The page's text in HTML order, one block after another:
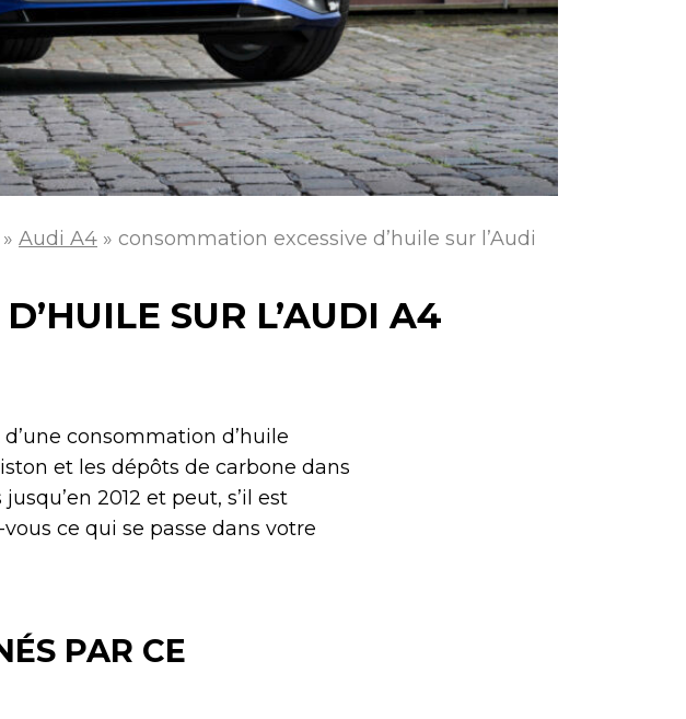
» Audi A4 » consommation excessive d’huile sur l’Audi
SUR L’AUDI A4
consommation d’huile
et les dépôts de carbone dans
2012 et peut, s’il est
ce qui se passe dans votre
PAR CE